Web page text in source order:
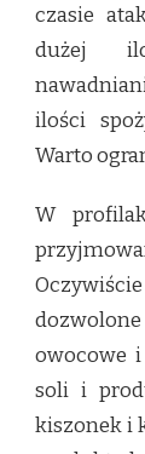
czasie
dużej
ilości
Warto
W
owocowe i
soli i
kiszonek i